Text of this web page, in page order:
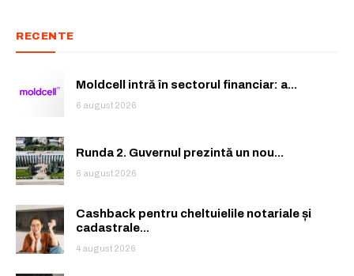
RECENTE
Moldcell intră în sectorul financiar: a...
6 august 2026
Runda 2. Guvernul prezintă un nou...
6 august 2026
Cashback pentru cheltuielile notariale și
cadastrale...
4 august 2026